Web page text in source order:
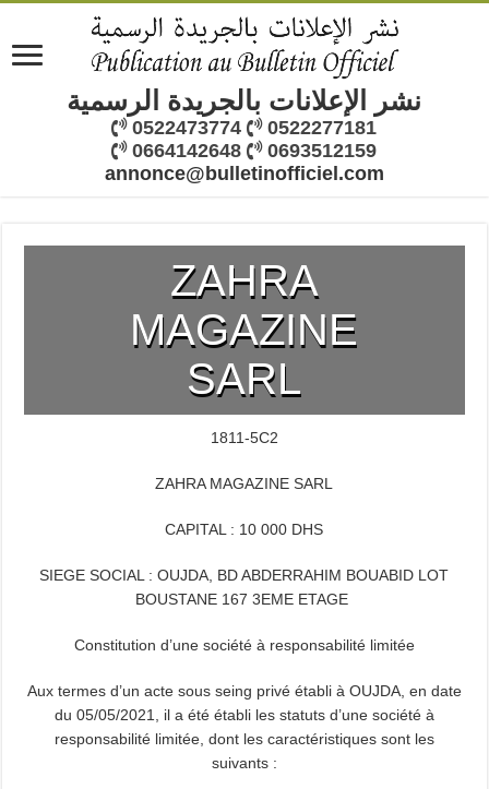
نشر الإعلانات بالجريدة الرسمية
0522473774
0522277181
0664142648
0693512159
annonce@bulletinofficiel.com
ZAHRA
MAGAZINE
SARL
1811-5C2
ZAHRA MAGAZINE SARL
CAPITAL : 10 000 DHS
SIEGE SOCIAL : OUJDA, BD ABDERRAHIM BOUABID LOT
BOUSTANE 167 3EME ETAGE
Constitution d’une société à responsabilité limitée
Aux termes d’un acte sous seing privé établi à OUJDA, en date
du 05/05/2021, il a été établi les statuts d’une société à
responsabilité limitée, dont les caractéristiques sont les
suivants :